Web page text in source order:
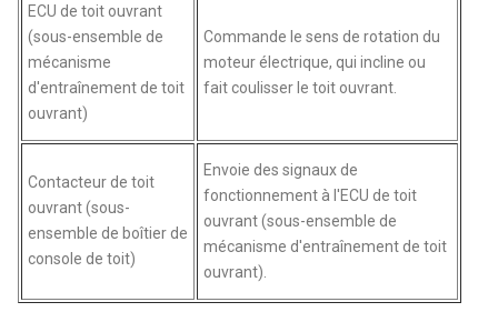
ECU de toit ouvrant
(sous-ensemble de
mécanisme
d'entraînement de toit
ouvrant)
Commande le sens de rotation du
moteur électrique, qui incline ou
fait coulisser le toit ouvrant.
Contacteur de toit
ouvrant (sous-
ensemble de boîtier de
console de toit)
Envoie des signaux de
fonctionnement à l'ECU de toit
ouvrant (sous-ensemble de
mécanisme d'entraînement de toit
ouvrant).